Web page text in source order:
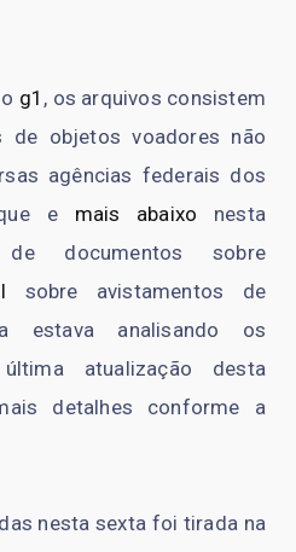
g1 , os arquivos consistem
objetos voadores não
agências federais dos
e mais abaixo nesta
de documentos sobre
sobre avistamentos de
estava analisando os
atualização desta
detalhes conforme a
nesta sexta foi tirada na